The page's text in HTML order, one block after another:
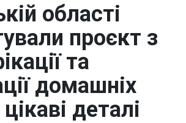
області
проєкт з
та
домашніх
деталі